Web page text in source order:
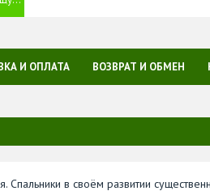
И ОПЛАТА ВОЗВРАТ И ОБМЕН
в своём развитии